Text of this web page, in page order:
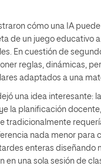
cómo una IA
de un juego educativo
En cuestión de
reglas, dinámicas,
adaptados a una
una idea interesante:
la planificación
tradicionalmente
nada menor para
enteras diseñando
en una sola sesión de